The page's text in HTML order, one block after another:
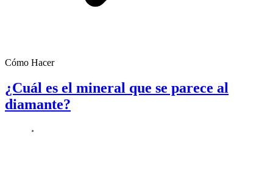
Cómo Hacer
¿Cuál es el mineral que se parece al
diamante?